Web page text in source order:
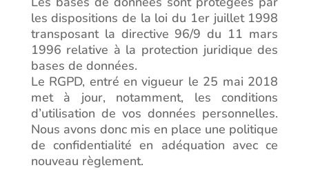
les dispositions de la loi du 1er juillet 1998
transposant la directive 96/9 du 11 mars
1996 relative à la protection juridique des
bases de données.
Le RGPD, entré en vigueur le 25 mai 2018
met à jour, notamment, les conditions
d’utilisation de vos données personnelles.
Nous avons donc mis en place une politique
de confidentialité en adéquation avec ce
nouveau règlement.